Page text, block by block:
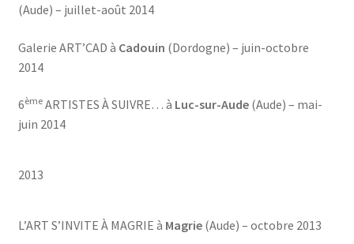
(Aude) – juillet-août 2014
Galerie ART’CAD à Cadouin (Dordogne) – juin-octobre
2014
6èmeARTISTES À SUIVRE… à Luc-sur-Aude(Aude) – mai-
juin 2014
2013
L’ART S’INVITE À MAGRIE à Magrie(Aude) – octobre 2013